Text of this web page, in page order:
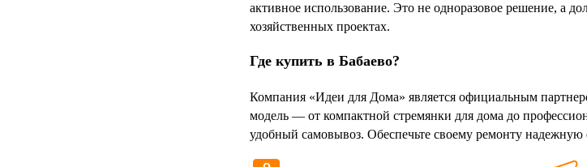
активное использование. Это не одноразовое решение, а
хозяйственных проектах.
Где купить в Бабаево?
Компания «Идеи для Дома» является официальным
модель — от компактной стремянки для дома до
удобный самовывоз. Обеспечьте своему ремонту